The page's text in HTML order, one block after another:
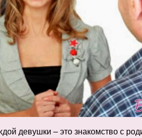
девушки – это знакомство с